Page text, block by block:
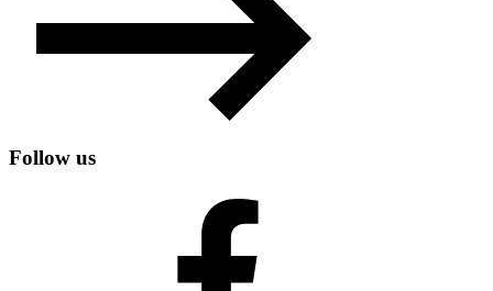
Follow us